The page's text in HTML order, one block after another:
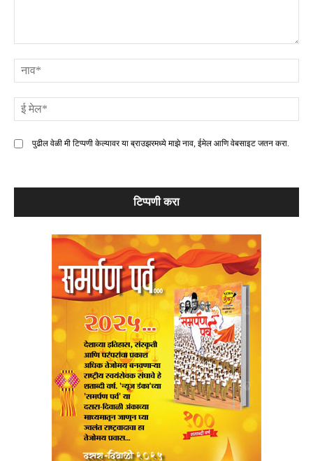
पुढील वेळी मी टिप्पणी केल्यावर या ब्राउझरमध्ये माझे नाव, ईमेल आणि वेबसाइट जतन करा.